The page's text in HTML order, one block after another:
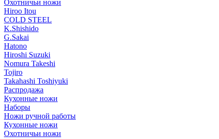
Охотничьи ножи
Hiroo Itou
COLD STEEL
K.Shishido
G.Sakai
Hatono
Hiroshi Suzuki
Nomura Takeshi
Tojiro
Takahashi Toshiyuki
Распродажа
Кухонные ножи
Наборы
Ножи ручной работы
Кухонные ножи
Охотничьи ножи